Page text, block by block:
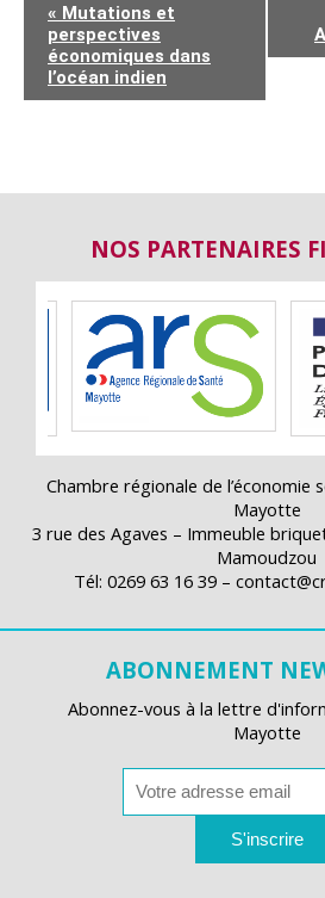
« Mutations et
perspectives
économiques dans
l’océan indien
NOS PARTENAIRES
Chambre régionale de l’économie
Mayotte
3 rue des Agaves – Immeuble
Mamoudzou
Tél: 0269 63 16 39 –
ABONNEMENT
Abonnez-vous à la lettre
Mayotte
S'inscrire